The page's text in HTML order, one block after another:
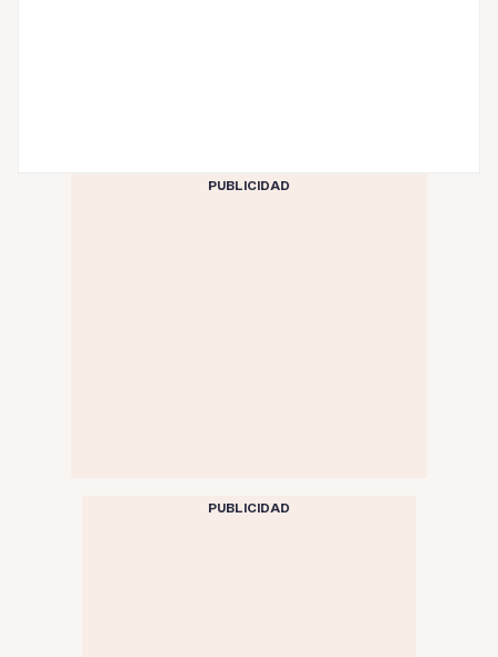
PUBLICIDAD
PUBLICIDAD